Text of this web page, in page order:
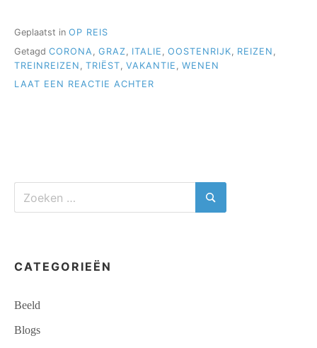
Geplaatst in OP REIS
Getagd CORONA GRAZ ITALIE OOSTENRIJK REIZEN
TREINREIZEN
TRIËST VAKANTIE
WENEN
LAAT EEN REACTIE ACHTER
Zoeken
naar:
Zoeken
CATEGORIEËN
Beeld
Blogs